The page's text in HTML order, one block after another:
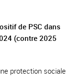
de PSC dans
(contre 2025
protection sociale